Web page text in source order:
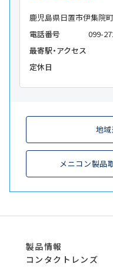
鹿児島県日置市伊集院
電話番号
099-
最寄駅・アクセス
定休日
地
メニコン製品
製品情報
コンタクトレンズ